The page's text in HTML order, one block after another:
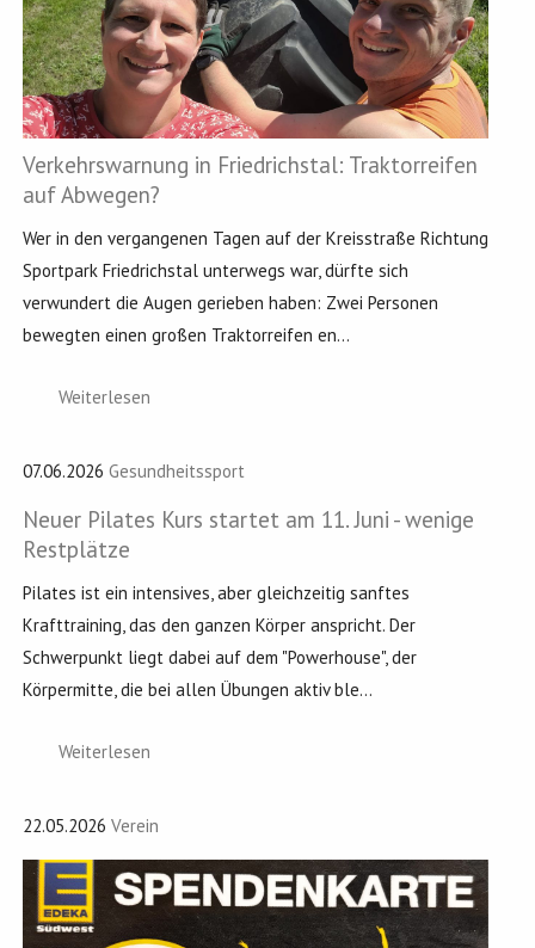
Verkehrswarnung in Friedrichstal: Traktorreifen
auf Abwegen?
Wer in den vergangenen Tagen auf der Kreisstraße Richtung
Sportpark Friedrichstal unterwegs war, dürfte sich
verwundert die Augen gerieben haben: Zwei Personen
bewegten einen großen Traktorreifen en...
Weiterlesen
07.06.2026 Gesundheitssport
Neuer Pilates Kurs startet am 11. Juni - wenige
Restplätze
Pilates ist ein intensives, aber gleichzeitig sanftes
Krafttraining, das den ganzen Körper anspricht. Der
Schwerpunkt liegt dabei auf dem "Powerhouse", der
Körpermitte, die bei allen Übungen aktiv ble...
Weiterlesen
22.05.2026 Verein